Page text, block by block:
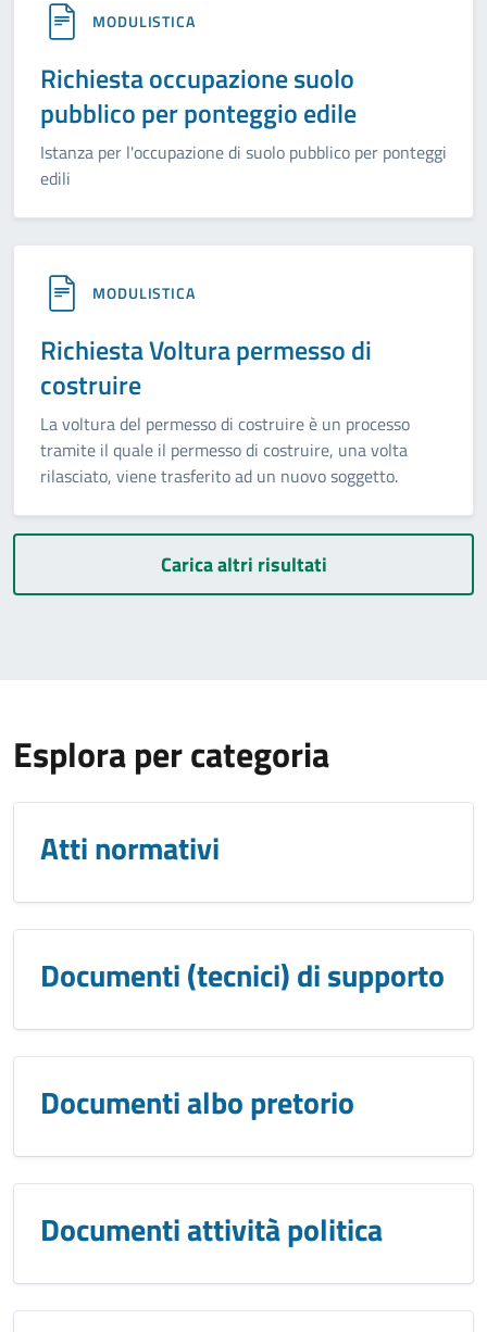
MODULISTICA
Richiesta occupazione suolo
pubblico per ponteggio edile
Istanza per l'occupazione di suolo pubblico per ponteggi
edili
MODULISTICA
Richiesta Voltura permesso di
costruire
La voltura del permesso di costruire è un processo
tramite il quale il permesso di costruire, una volta
rilasciato, viene trasferito ad un nuovo soggetto.
Carica altri risultati
Esplora per categoria
Atti normativi
Documenti (tecnici) di supporto
Documenti albo pretorio
Documenti attività politica